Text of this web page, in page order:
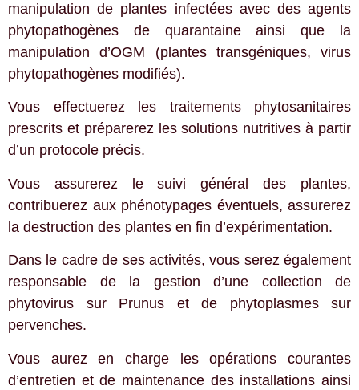
manipulation de plantes infectées avec des agents
phytopathogènes de quarantaine ainsi que la
manipulation d’OGM (plantes transgéniques, virus
phytopathogènes modifiés).
Vous effectuerez les traitements phytosanitaires
prescrits et préparerez les solutions nutritives à partir
d’un protocole précis.
Vous assurerez le suivi général des plantes,
contribuerez aux phénotypages éventuels, assurerez
la destruction des plantes en fin d’expérimentation.
Dans le cadre de ses activités, vous serez également
responsable de la gestion d’une collection de
phytovirus sur Prunus et de phytoplasmes sur
pervenches.
Vous aurez en charge les opérations courantes
d’entretien et de maintenance des installations ainsi